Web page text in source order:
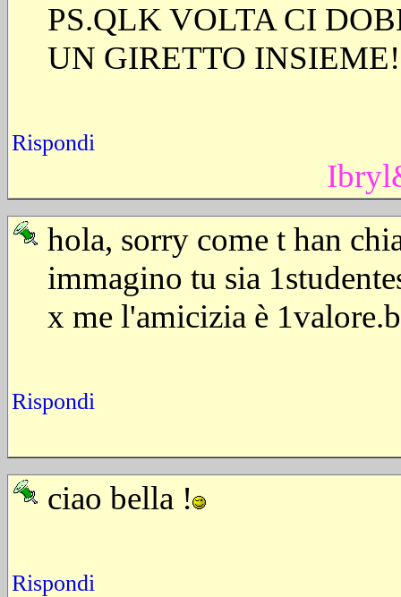
PS.QLK VOLTA CI
UN GIRETTO
Rispondi
hola, sorry come t han
immagino tu sia
x me l'amicizia è
Rispondi
ciao bella !
Rispondi